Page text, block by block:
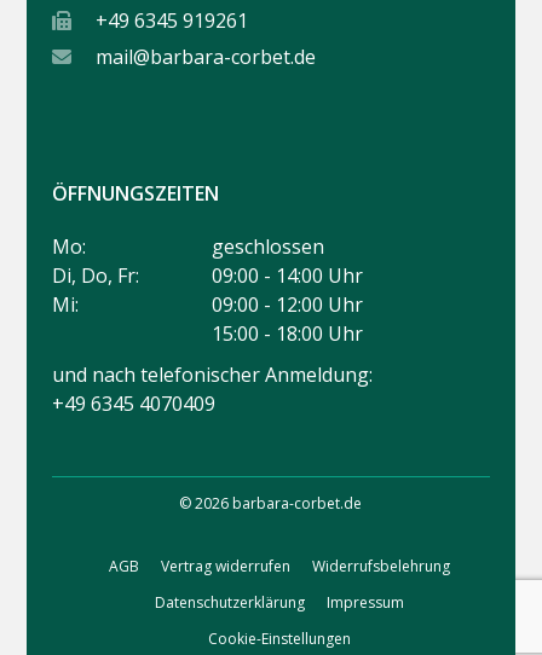
+49 6345 919261
mail@barbara-corbet.de
ÖFFNUNGSZEITEN
Mo:
geschlossen
Di, Do, Fr:
09:00 - 14:00 Uhr
Mi:
09:00 - 12:00 Uhr
15:00 - 18:00 Uhr
und nach telefonischer Anmeldung:
+49 6345 4070409
© 2026 barbara-corbet.de
AGB Vertrag widerrufen
Widerrufsbelehrung
Datenschutzerklärung
Impressum
Cookie-Einstellungen